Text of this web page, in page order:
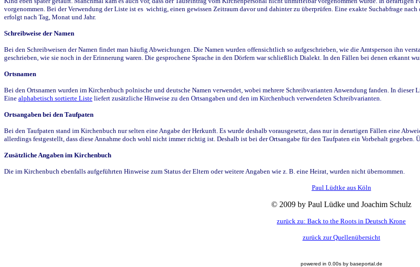
vorgenommen. Bei der Verwendung der Liste ist es wichtig, einen gewissen Zeitraum davor und dahinter zu überprüfen. Eine exakte Suchabfrage
erfolgt nach Tag, Monat und Jahr.
Schreibweise der Namen
Bei den Schreibweisen der Namen findet man häufig Abweichungen. Die Namen wurden offensichtlich so aufgeschrieben, wie die Amtsperson ihn
geschrieben, wie sie noch in der Erinnerung waren. Die gesprochene Sprache in den Dörfern war schließlich Dialekt. In den Fällen bei denen erkannt
Ortsnamen
Bei den Ortsnamen wurden im Kirchenbuch polnische und deutsche Namen verwendet, wobei mehrere Schreibvarianten Anwendung fanden. In dieser
Eine alphabetisch sortierte Liste liefert zusätzliche Hinweise zu den Ortsangaben und den im Kirchenbuch verwendeten Schreibvarianten.
Ortsangaben bei den Taufpaten
Bei den Taufpaten stand im Kirchenbuch nur selten eine Angabe der Herkunft. Es wurde deshalb vorausgesetzt, dass nur in derartigen Fällen eine
allerdings festgestellt, dass diese Annahme doch wohl nicht immer richtig ist. Deshalb ist bei der Ortsangabe für den Taufpaten ein Vorbehalt gegeben.
Zusätzliche Angaben im Kirchenbuch
Die im Kirchenbuch ebenfalls aufgeführten Hinweise zum Status der Eltern oder weitere Angaben wie z. B. eine Heirat, wurden nicht übernommen.
Paul Lüdtke aus Köln
© 2009 by Paul Lüdke und Joachim Schulz
zurück zu: Back to the Roots in Deutsch Krone
zurück zur Quellenübersicht
powered in 0.00s by baseportal.de